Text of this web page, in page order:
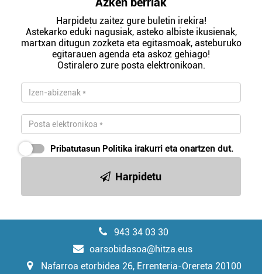
Harpidetu zaitez gure buletin irekira!
Astekarko eduki nagusiak, asteko albiste ikusienak,
martxan ditugun zozketa eta egitasmoak, asteburuko
egitarauen agenda eta askoz gehiago!
Ostiralero zure posta elektronikoan.
Pribatutasun Politika irakurri eta onartzen dut.
Harpidetu
943 34 03 30
oarsobidasoa@hitza.eus
Nafarroa etorbidea 26, Errenteria-Orereta 20100